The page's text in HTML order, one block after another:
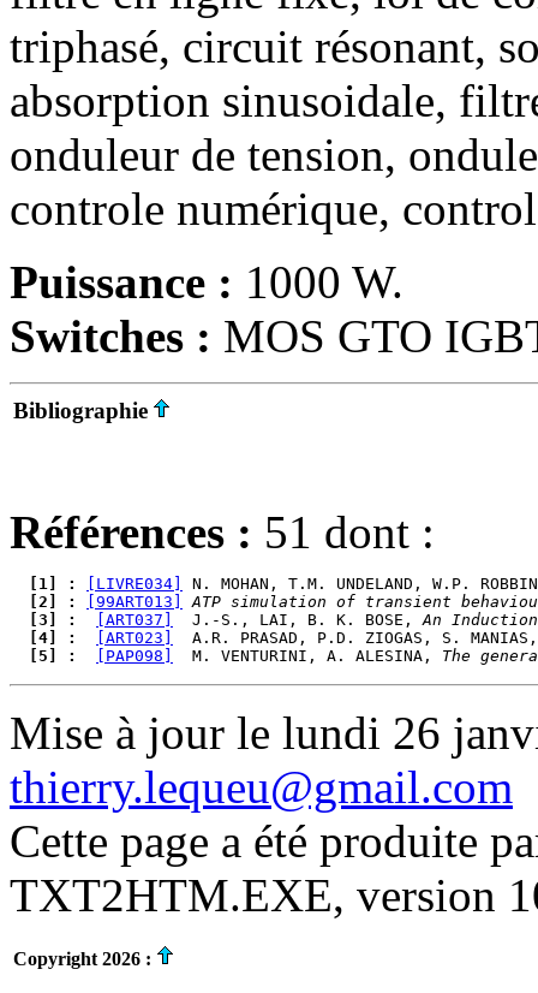
triphasé, circuit résonant,
absorption sinusoidale,
onduleur de tension,
controle numérique,
Puissance : 1000 W.
Switches : MOS GTO
Bibliographie
Références : 51 dont :
  [1] :
[LIVRE034]
N. MOHAN, T.M. UNDELAND, W.P.
  [2] :
[99ART013]
ATP simulation of transient
  [3] :
[ART037]
  J.-S., LAI, B. K. BOSE,
An
  [4] :
[ART023]
A.R. PRASAD, P.D. ZIOGAS, S.
  [5] :
[PAP098]
  M. VENTURINI, A. ALESINA,
The
Mise à jour le lundi 26
thierry.lequeu@gmail.com
Cette page a été produite
TXT2HTM.EXE, version
Copyright 2026 :